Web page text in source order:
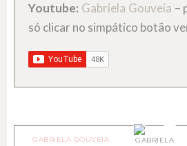
Youtube: Gabriela Gouveia –
só clicar no simpático botão
GABRIELA GOUVEIA